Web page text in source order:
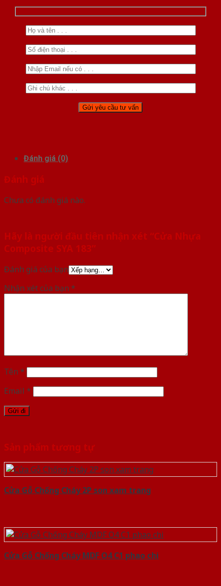
Đánh giá (0)
Đánh giá
Chưa có đánh giá nào.
Hãy là người đầu tiên nhận xét “Cửa Nhựa
Composite SYA 183”
Đánh giá của bạn
Nhận xét của bạn *
Tên *
Email *
Sản phẩm tương tự
Cửa Gỗ Chống Cháy 2P son xam trang
Cửa Gỗ Chống Cháy MDF O4 C1 phao chi